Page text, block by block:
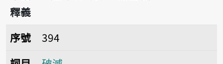
釋義
序號394破滅
序號
394